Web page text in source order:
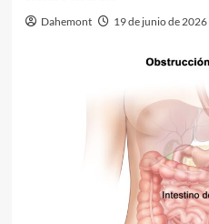
Dahemont 19 de junio de 2026